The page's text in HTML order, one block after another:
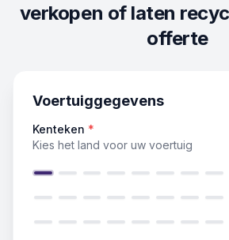
verkopen of laten
offerte
Voertuiggegevens
Kenteken *
Kies het land voor uw voertuig